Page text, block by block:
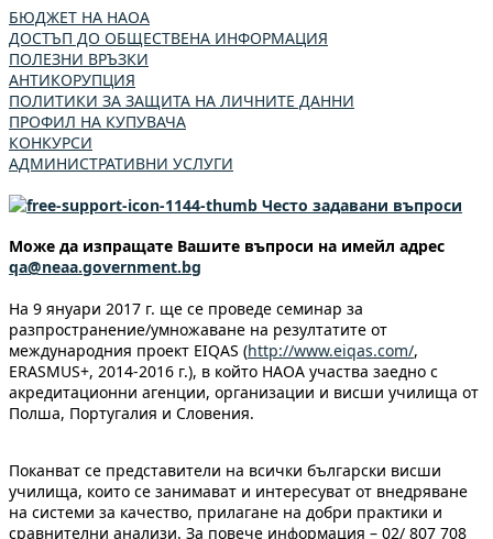
БЮДЖЕТ НА НАОА
ДОСТЪП ДО ОБЩЕСТВЕНА ИНФОРМАЦИЯ
ПОЛЕЗНИ ВРЪЗКИ
АНТИКОРУПЦИЯ
ПОЛИТИКИ ЗА ЗАЩИТА НА ЛИЧНИТЕ ДАННИ
ПРОФИЛ НА КУПУВАЧА
КОНКУРСИ
АДМИНИСТРАТИВНИ УСЛУГИ
Често задавани въпроси
Може да изпращате Вашите въпроси на имейл адрес
qa@neaa.government.bg
На 9 януари 2017 г. ще се проведе семинар за
разпространение/умножаване на резултатите от
международния проект EIQAS (http://www.eiqas.com/,
ERASMUS+, 2014-2016 г.), в който НАОА участва заедно с
акредитационни агенции, организации и висши училища от
Полша, Португалия и Словения.
Поканват се представители на всички български висши
училища, които се занимават и интересуват от внедряване
на системи за качество, прилагане на добри практики и
сравнителни анализи. За повече информация – 02/ 807 708